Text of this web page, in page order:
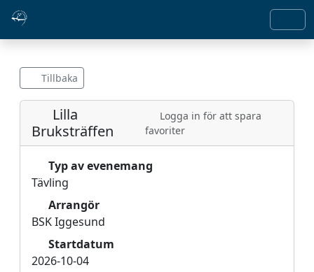
Tillbaka
Lilla
Bruksträffen
Logga in för att spara
favoriter
Typ av evenemang
Tävling
Arrangör
BSK Iggesund
Startdatum
2026-10-04